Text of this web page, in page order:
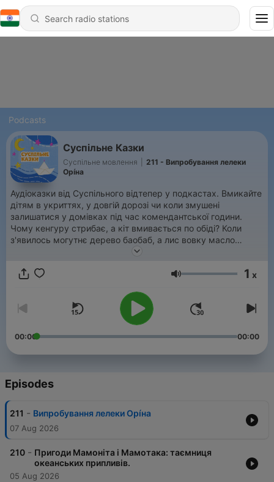
Podcasts
Суспільне Казки
Суспільне мовлення
211 - Випробування лелеки
Орíна
Аудіоказки від Суспільного відтепер у подкастах. Вмикайте
дітям в укриттях, у довгій дорозі чи коли змушені
залишатися у домівках під час комендантської години.
Чому кенгуру стрибає, а кіт вмивається по обіді? Коли
з'явилось могутнє дерево баобаб, а лис вовку масло
показав? Навіщо миші збираються на раду, а бджола рятує
казок народів світу, які ми вибрали та озвучили спеціально
YouTube канал з мультфільмами Бробакс
https://cutt.ly/yAfTYBU
Volume 1 x
00:00 00:00
Episodes
211 - Випробування лелеки Орíна
07 Aug 2026
210 - Пригоди Мамоніта і Мамотака: таємниця
океанських припливів.
05 Aug 2026